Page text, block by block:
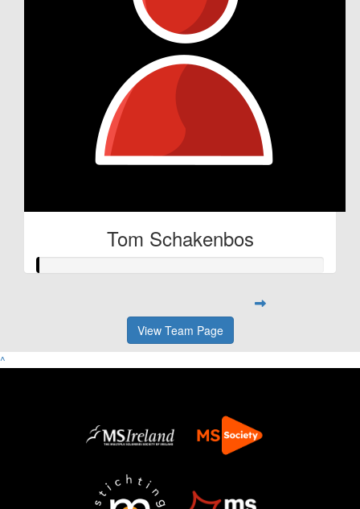
Tom Schakenbos
View Team Page
^